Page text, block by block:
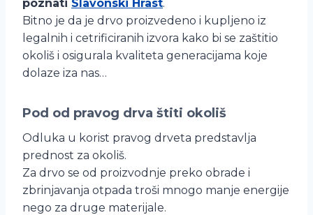
poznati Slavonski Hrast.
Bitno je da je drvo proizvedeno i kupljeno iz
legalnih i cetrificiranih izvora kako bi se zaštitio
okoliš i osigurala kvaliteta generacijama koje
dolaze iza nas…
Pod od pravog drva štiti okoliš
Odluka u korist pravog drveta predstavlja
prednost za okoliš.
Za drvo se od proizvodnje preko obrade i
zbrinjavanja otpada troši mnogo manje energije
nego za druge materijale.